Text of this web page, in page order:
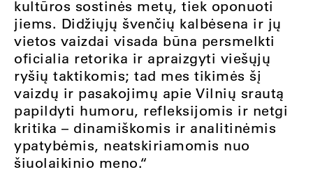
kultūros sostinės metų, tiek oponuoti
jiems. Didžiųjų švenčių kalbėsena ir jų
vietos vaizdai visada būna persmelkti
oficialia retorika ir apraizgyti viešųjų
ryšių taktikomis; tad mes tikimės šį
vaizdų ir pasakojimų apie Vilnių srautą
papildyti humoru, refleksijomis ir netgi
kritika – dinamiškomis ir analitinėmis
ypatybėmis, neatskiriamomis nuo
šiuolaikinio meno.“